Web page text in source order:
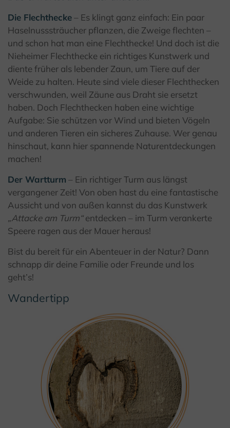
Die Flechthecke– Es klingt ganz einfach: Ein paar
Haselnusssträucher pflanzen, die Zweige flechten –
und schon hat man eine Flechthecke! Und doch ist die
Nieheimer Flechthecke ein richtiges Kunstwerk und
diente früher als lebender Zaun, um Tiere auf der
Weide zu halten. Heute sind viele dieser Flechthecken
verschwunden, weil Zäune aus Draht sie ersetzt
haben. Doch Flechthecken haben eine wichtige
Aufgabe: Sie schützen vor Wind und bieten Vögeln
und anderen Tieren ein sicheres Zuhause. Wer genau
hinschaut, kann hier spannende Naturentdeckungen
machen!
Der Wartturm – Ein richtiger Turm aus längst
vergangener Zeit! Von oben hast du eine fantastische
Aussicht und von außen kannst du das Kunstwerk
„Attacke am Turm“entdecken – im Turm verankerte
Speere ragen aus der Mauer heraus!
Bist du bereit für ein Abenteuer in der Natur? Dann
schnapp dir deine Familie oder Freunde und los
geht’s!
Wandertipp